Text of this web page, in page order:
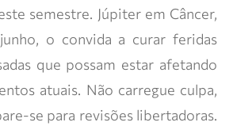
semestre. Júpiter em Câncer,
o convida a curar feridas
que possam estar afetando
atuais. Não carregue culpa,
se para revisões libertadoras.